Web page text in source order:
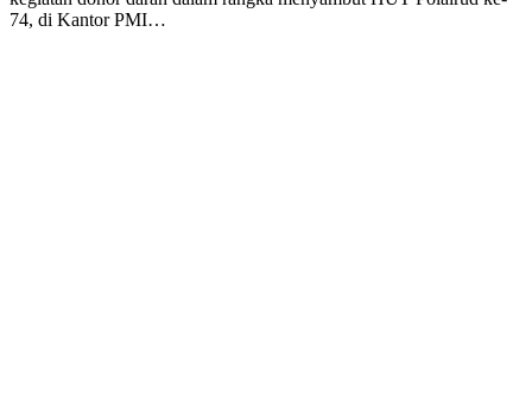
74, di Kantor PMI…